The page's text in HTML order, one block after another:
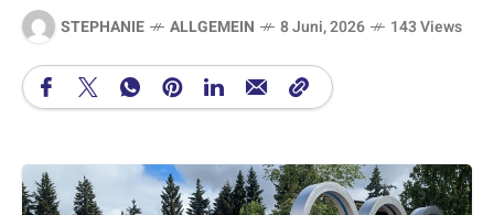
STEPHANIE ALLGEMEIN 8 Juni, 2026 143 Views